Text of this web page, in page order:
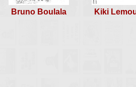
Bruno Boulala Kiki